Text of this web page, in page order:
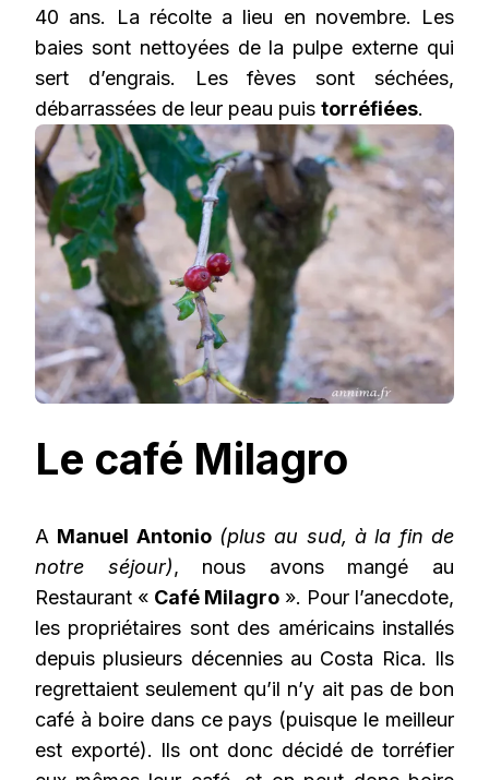
40 ans. La récolte a lieu en novembre. Les
baies sont nettoyées de la pulpe externe qui
sert d’engrais. Les fèves sont séchées,
débarrassées de leur peau puis torréfiées.
Le café Milagro
A Manuel Antonio (plus au sud, à la fin de
notre séjour), nous avons mangé au
Restaurant « Café Milagro ». Pour l’anecdote,
les propriétaires sont des américains installés
depuis plusieurs décennies au Costa Rica. Ils
regrettaient seulement qu’il n’y ait pas de bon
café à boire dans ce pays (puisque le meilleur
est exporté). Ils ont donc décidé de torréfier